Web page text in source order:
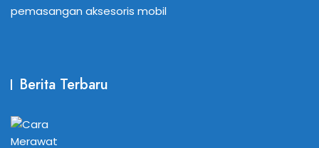
pemasangan aksesoris mobil
Berita Terbaru